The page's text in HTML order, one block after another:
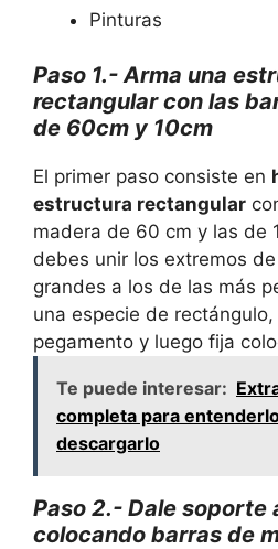
Pinturas
Paso 1.- Arma una
rectangular con las
de 60cm y 10cm
El primer paso consiste en
estructura rectangular
madera de 60 cm y las de
debes unir los extremos
grandes a los de las más
una especie de
pegamento y luego fija
Te puede interesar:
completa para
descargarlo
Paso 2.- Dale soporte
colocando barras de